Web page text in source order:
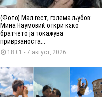
(Фото) Мал гест, голема љубов:
Мина Наумовиќ откри како
братчето ја покажува
приврзаноста...
18:01 - 7 август, 2026